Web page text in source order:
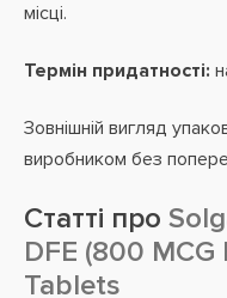
місці.
Термін придатності:
Зовнішній вигляд
виробником без
Статті про
DFE (800
Tablets